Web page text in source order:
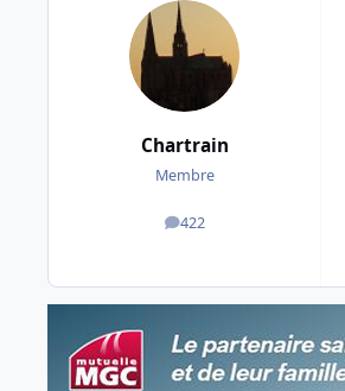
Chartrain
Membre
422
messages